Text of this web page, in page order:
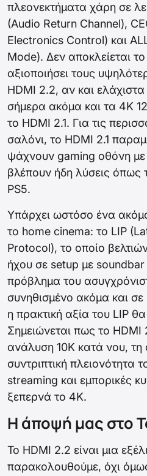
πλεονεκτήματα χάρη σε
(Audio Return Channel),
Electronics Control) και
Mode). Δεν αποκλείεται
αξιοποιήσει τους
HDMI 2.2, αν και ελάχιστα
σήμερα ακόμα και τα 4K
το HDMI 2.1. Για τις
σαλόνι, το HDMI 2.1
ψάχνουν gaming οθόνη
βλέπουν ήδη λύσεις όπως
PS5.
Υπάρχει ωστόσο ένα
το home cinema: το LIP
Protocol), το οποίο
ήχου σε setup με
πρόβλημα του
συνηθισμένο ακόμα και
η πρακτική αξία του LIP
Σημειώνεται πως το HDMI
ανάλυση 10K κατά νου, τη
συντριπτική πλειονότητα
streaming και εμπορικές
ξεπερνά το 4K.
Η άποψή μας στο
Το HDMI 2.2 είναι μια
παρακολουθούμε, όχι